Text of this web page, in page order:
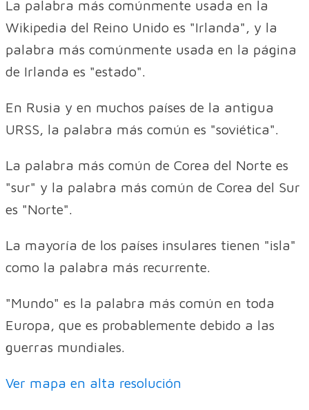
La palabra más comúnmente usada en la
Wikipedia del Reino Unido es "Irlanda", y la
palabra más comúnmente usada en la página
de Irlanda es "estado".
En Rusia y en muchos países de la antigua
URSS, la palabra más común es "soviética".
La palabra más común de Corea del Norte es
"sur" y la palabra más común de Corea del Sur
es "Norte".
La mayoría de los países insulares tienen "isla"
como la palabra más recurrente.
"Mundo" es la palabra más común en toda
Europa, que es probablemente debido a las
guerras mundiales.
Ver mapa en alta resolución